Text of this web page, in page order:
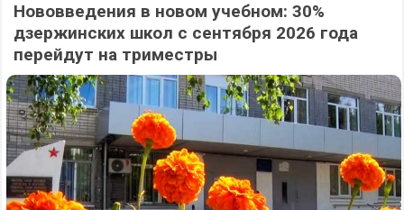
Нововведения в новом учебном: 30%
дзержинских школ с сентября 2026 года
перейдут на триместры